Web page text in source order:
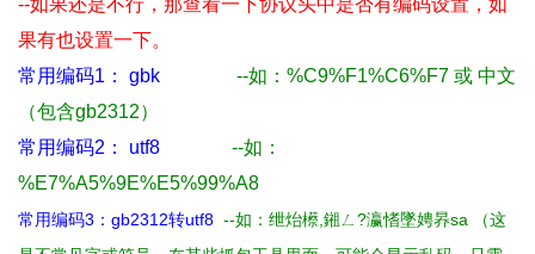
--如果还是不行，那查看一下协议头中是否有编码设置，如
果有也设置一下。
常用编码1： gbk --如：%C9%F1%C6%F7 或 中文
（包含gb2312）
常用编码2： utf8 --如：
%E7%A5%9E%E5%99%A8
常用编码3：gb2312转utf8 --如：绁炲櫒, 鎺ㄥ?瀛愭墜娉昦sa （这